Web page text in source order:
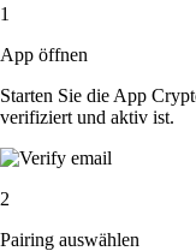
1
App öffnen
Starten Sie die App
verifiziert und aktiv ist.
2
Pairing auswählen